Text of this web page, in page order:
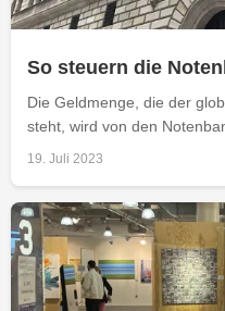
So steuern die
Die Geldmenge, die der
steht, wird von den
19. Juli 2023